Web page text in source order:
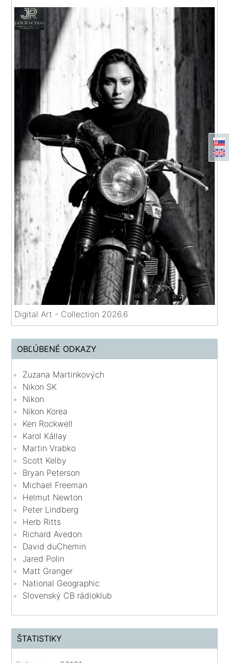
Digital Art - Collection 2026.6
OBĽÚBENÉ ODKAZY
Zuzana Martinkových
Nikon SK
Nikon
Nikon Korea
Ken Rockwell
Karol Kállay
Martin Vrabko
Scott Kelby
Bryan Peterson
Michael Freeman
Helmut Newton
Peter Lindberg
Herb Ritts
Richard Avedon
David duChemin
Jared Polin
Matt Granger
National Geographic
Slovenský CB rádioklub
ŠTATISTIKY